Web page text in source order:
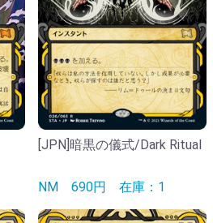
[JPN]暗黒の儀式/Dark Ritual
NM 690円 在庫：1